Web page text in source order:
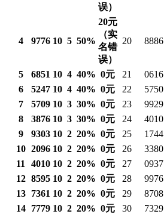
误）
4 9776 10 5 50%
20元
（实
名错
误）
20 8886
5 6851 10 4 40% 0元 21 0616
6
5247 10 4 40% 0元 22 5750
7
5709 10 3 30% 0元 23 9929
8
3876 10 3 30% 0元 24 4010
9
9303 10 2 20% 0元 25 1744
10 2096 10 2 20% 0元 26 3380
11
4010 10 2 20% 0元 27 0937
12 8595 10 2 20% 0元 28 9976
13
7361 10 2 20% 0元 29 8708
14
7779 10 2 20% 0元 30 7329